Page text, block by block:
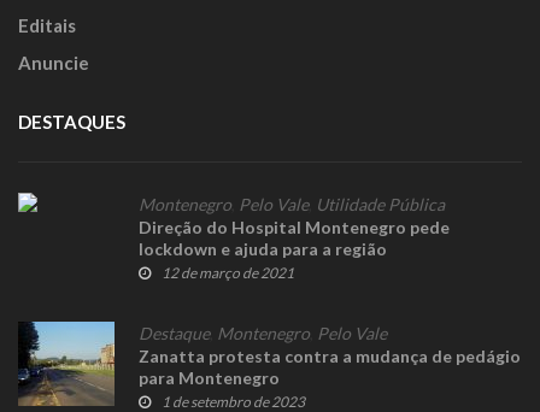
Editais
Anuncie
DESTAQUES
Montenegro Pelo Vale, Utilidade Pública
Direção do Hospital Montenegro pede
lockdown e ajuda para a região
12 de março de 2021
Destaque, Montenegro Pelo Vale
Zanatta protesta contra a mudança de pedágio
para Montenegro
1 de setembro de 2023